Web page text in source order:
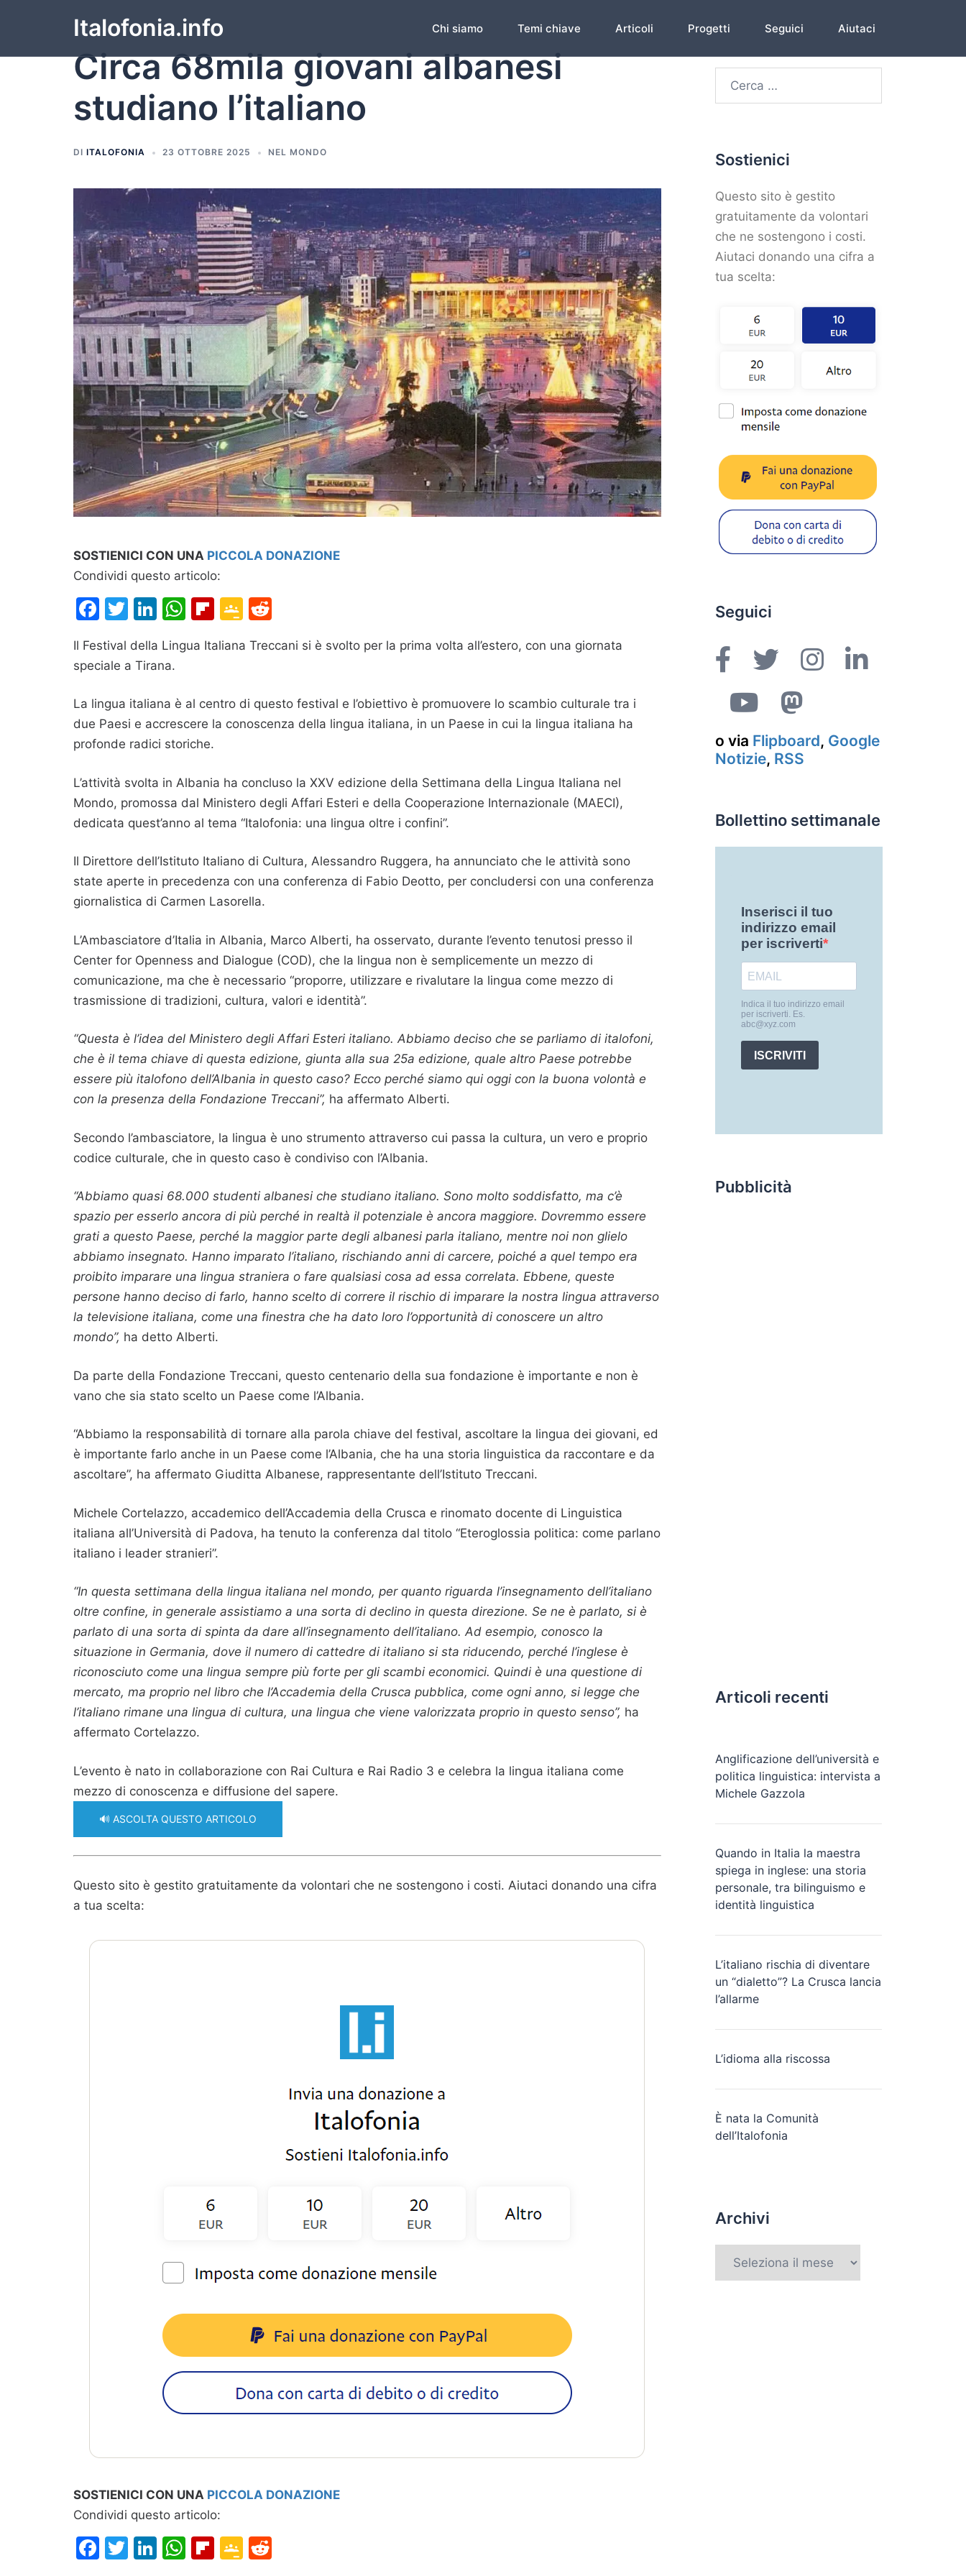
Italofonia.info Chi siamo Temi chiave Articoli Progetti Seguici Aiutaci
Circa 68mila giovani albanesi
studiano l’italiano
DI ITALOFONIA 23 OTTOBRE 2025 NEL MONDO
SOSTIENICI CON UNA PICCOLA DONAZIONE
Condividi questo articolo:
Facebook
Twitter
LinkedIn
WhatsApp
Flipboard
Google
Il Festival della Lingua Italiana Treccani si è svolto per la prima volta all’estero, con una giornata
speciale a Tirana.
La lingua italiana è al centro di questo festival e l’obiettivo è promuovere lo scambio culturale tra i
due Paesi e accrescere la conoscenza della lingua italiana, in un Paese in cui la lingua italiana ha
profonde radici storiche.
L’attività svolta in Albania ha concluso la XXV edizione della Settimana della Lingua Italiana nel
Mondo, promossa dal Ministero degli Affari Esteri e della Cooperazione Internazionale (MAECI),
dedicata quest’anno al tema “Italofonia: una lingua oltre i confini”.
Il Direttore dell’Istituto Italiano di Cultura, Alessandro Ruggera, ha annunciato che le attività sono
state aperte in precedenza con una conferenza di Fabio Deotto, per concludersi con una conferenza
giornalistica di Carmen Lasorella.
L’Ambasciatore d’Italia in Albania, Marco Alberti, ha osservato, durante l’evento tenutosi presso il
Center for Openness and Dialogue (COD), che la lingua non è semplicemente un mezzo di
comunicazione, ma che è necessario “proporre, utilizzare e rivalutare la lingua come mezzo di
trasmissione di tradizioni, cultura, valori e identità”.
“Questa è l’idea del Ministero degli Affari Esteri italiano. Abbiamo deciso che se parliamo di italofoni,
che è il tema chiave di questa edizione, giunta alla sua 25a edizione, quale altro Paese potrebbe
essere più italofono dell’Albania in questo caso? Ecco perché siamo qui oggi con la buona volontà e
con la presenza della Fondazione Treccani”, ha affermato Alberti.
Secondo l’ambasciatore, la lingua è uno strumento attraverso cui passa la cultura, un vero e proprio
codice culturale, che in questo caso è condiviso con l’Albania.
“Abbiamo quasi 68.000 studenti albanesi che studiano italiano. Sono molto soddisfatto, ma c’è
spazio per esserlo ancora di più perché in realtà il potenziale è ancora maggiore. Dovremmo essere
grati a questo Paese, perché la maggior parte degli albanesi parla italiano, mentre noi non glielo
abbiamo insegnato. Hanno imparato l’italiano, rischiando anni di carcere, poiché a quel tempo era
proibito imparare una lingua straniera o fare qualsiasi cosa ad essa correlata. Ebbene, queste
persone hanno deciso di farlo, hanno scelto di correre il rischio di imparare la nostra lingua attraverso
la televisione italiana, come una finestra che ha dato loro l’opportunità di conoscere un altro
mondo”, ha detto Alberti.
Da parte della Fondazione Treccani, questo centenario della sua fondazione è importante e non è
vano che sia stato scelto un Paese come l’Albania.
“Abbiamo la responsabilità di tornare alla parola chiave del festival, ascoltare la lingua dei giovani, ed
è importante farlo anche in un Paese come l’Albania, che ha una storia linguistica da raccontare e da
ascoltare”, ha affermato Giuditta Albanese, rappresentante dell’Istituto Treccani.
Michele Cortelazzo, accademico dell’Accademia della Crusca e rinomato docente di Linguistica
italiana all’Università di Padova, ha tenuto la conferenza dal titolo “Eteroglossia politica: come parlano
italiano i leader stranieri”.
“In questa settimana della lingua italiana nel mondo, per quanto riguarda l’insegnamento dell’italiano
oltre confine, in generale assistiamo a una sorta di declino in questa direzione. Se ne è parlato, si è
parlato di una sorta di spinta da dare all’insegnamento dell’italiano. Ad esempio, conosco la
situazione in Germania, dove il numero di cattedre di italiano si sta riducendo, perché l’inglese è
riconosciuto come una lingua sempre più forte per gli scambi economici. Quindi è una questione di
mercato, ma proprio nel libro che l’Accademia della Crusca pubblica, come ogni anno, si legge che
l’italiano rimane una lingua di cultura, una lingua che viene valorizzata proprio in questo senso”, ha
affermato Cortelazzo.
L’evento è nato in collaborazione con Rai Cultura e Rai Radio 3 e celebra la lingua italiana come
mezzo di conoscenza e diffusione del sapere.
🔊 ASCOLTA QUESTO ARTICOLO
Questo sito è gestito gratuitamente da volontari che ne sostengono i costi. Aiutaci donando una cifra
a tua scelta:
SOSTIENICI CON UNA PICCOLA DONAZIONE
Condividi questo articolo:
Facebook
Twitter
LinkedIn
WhatsApp
Flipboard
Google
Sostienici
Questo sito è gestito
gratuitamente da volontari
che ne sostengono i costi.
Aiutaci donando una cifra a
tua scelta:
Seguici
o via Flipboard, Google
Notizie, RSS
Bollettino settimanale
Pubblicità
Articoli recenti
Anglificazione dell’università e
politica linguistica: intervista a
Michele Gazzola
Quando in Italia la maestra
spiega in inglese: una storia
personale, tra bilinguismo e
identità linguistica
L’italiano rischia di diventare
un “dialetto”? La Crusca lancia
l’allarme
L’idioma alla riscossa
È nata la Comunità
dell’Italofonia
Archivi